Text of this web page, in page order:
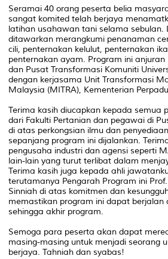
Seramai 40 orang peserta belia
sangat komited telah berjaya
latihan usahawan tani selama sebulan.
ditawarkan merangkumi penanaman
cili, penternakan kelulut, penternakan
penternakan ayam. Program ini anjuran
dan Pusat Transformasi Komuniti
dengan kerjasama Unit Transformasi
Malaysia (MITRA), Kementerian
Terima kasih diucapkan kepada semua
dari Fakulti Pertanian dan pegawai di
di atas perkongsian ilmu dan
sepanjang program ini dijalankan.
pengusaha industri dan agensi seperti
lain-lain yang turut terlibat dalam
Terima kasih juga kepada ahli
terutamanya Pengarah Program ini
Sinniah di atas komitmen dan
memastikan program ini dapat berjalan
sehingga akhir program.
Semoga para peserta akan dapat
masing-masing untuk menjadi seorang
berjaya. Tahniah dan syabas!